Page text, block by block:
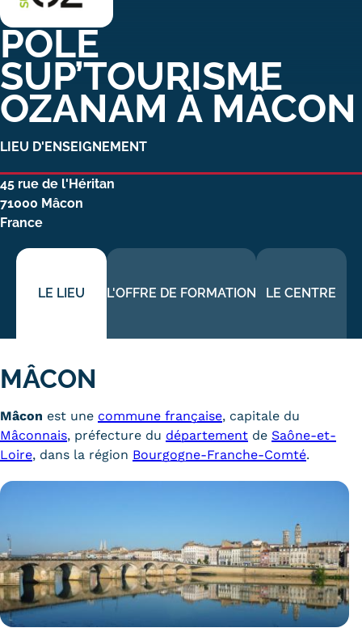
Carte lieux et centres Cnam en
BFC
Nos centres administratifs
Quoi de neuf au Cnam BFC?
Actualités
Agenda
Contact
Contacts services
Trouver votre formation
OFFRE EN BFC
OFFRE NATIONALE
suites de parcours
Modalités d'enseignement
Formation en présentiel
PÔLE
SUP’TOURISME
OZANAM À MÂCON
LIEU D'ENSEIGNEMENT
45 rue de l'Héritan
71000 Mâcon
France
LE LIEU L'OFFRE DE FORMATION LE CENTRE
MÂCON
Mâcon est une commune française, capitale du
Mâconnais, préfecture du département de Saône-et-
Loire, dans la région Bourgogne-Franche-Comté.